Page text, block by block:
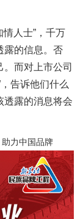
情人士”，千万
露的信息。否
而对上市公司
告诉他们什么
透露的消息将会
力中国品牌